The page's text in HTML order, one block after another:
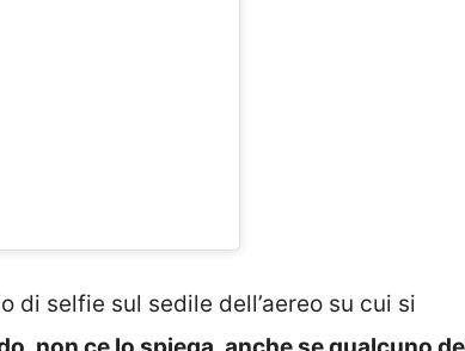
di selfie sul sedile dell’aereo su cui si